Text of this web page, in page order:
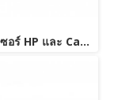
ตลับหมึกเลเซอร์ HP และ Canon รุ่น CE285A/CB435ACanon 325/312/313/125/712/713/725-JUMBO